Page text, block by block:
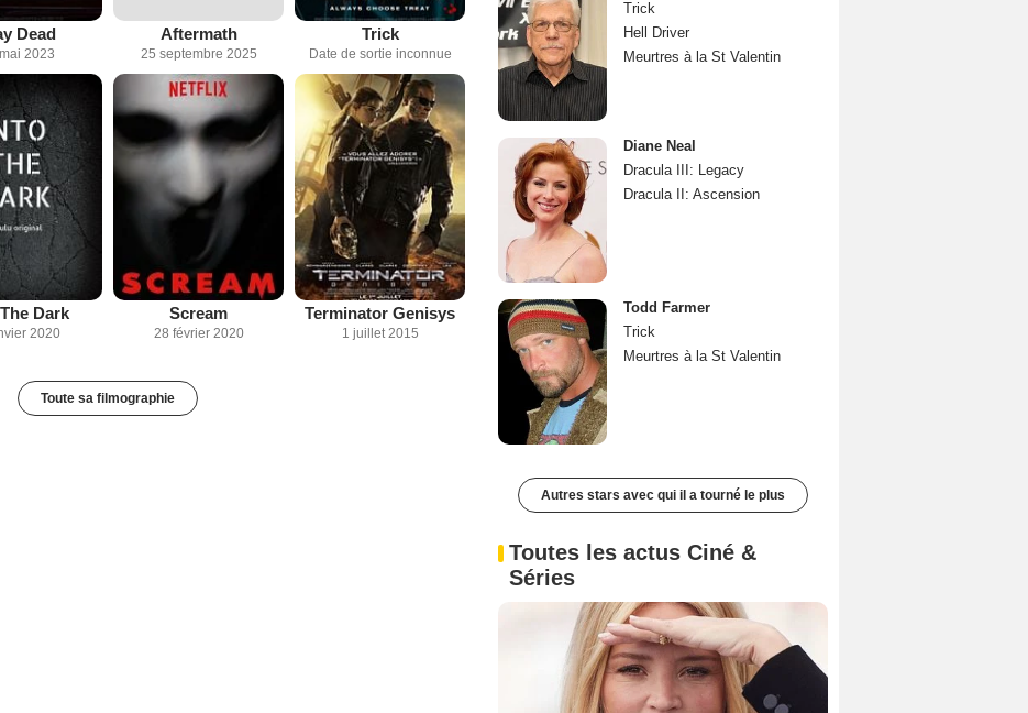
Dead
2023
Aftermath
25 septembre 2025
Trick
Date de sortie inconnue
Dark
2020
Scream
28 février 2020
Terminator Genisys
1 juillet 2015
Toute sa filmographie
Trick
Hell Driver
Meurtres à la St Valentin
Diane Neal
Dracula III: Legacy
Dracula II: Ascension
Todd Farmer
Trick
Meurtres à la St Valentin
Autres stars avec qui il a tourné le plus
Toutes les actus Ciné &
Séries